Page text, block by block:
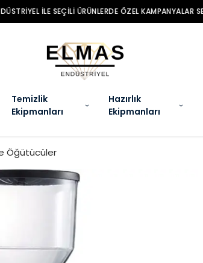
ILE SEÇILI ÜRÜNLERDE ÖZEL KAMPANYALAR SENI
Temizlik
Ekipmanları
Hazırlık
Ekipmanları
Öğütücüler